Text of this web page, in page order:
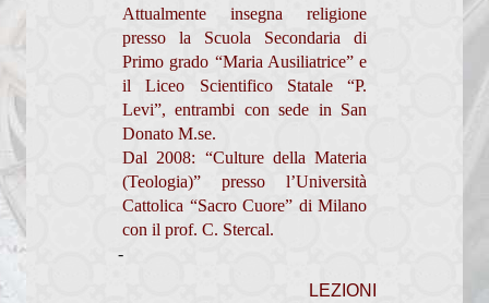
Rassegna stampa
Pastorale Giovanile
Visita Pastorale 2016
Visita Pastorale 2009
Attualmente insegna religione
presso la Scuola Secondaria di
Primo grado “Maria Ausiliatrice” e
il Liceo Scientifico Statale “P.
Levi”, entrambi con sede in San
Donato M.se.
Dal 2008: “Culture della Materia
(Teologia)” presso l’Università
Cattolica “Sacro Cuore” di Milano
con il prof. C. Stercal.
-
LEZIONI